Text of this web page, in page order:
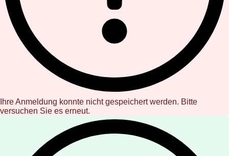
Ihre Anmeldung konnte nicht gespeichert werden. Bitte
versuchen Sie es erneut.